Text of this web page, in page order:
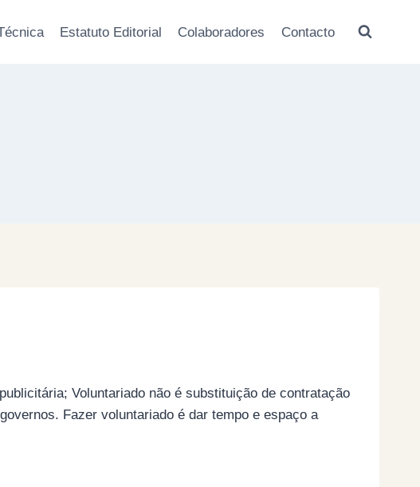
Estatuto Editorial Colaboradores Contacto
Voluntariado não é substituição de contratação
Fazer voluntariado é dar tempo e espaço a